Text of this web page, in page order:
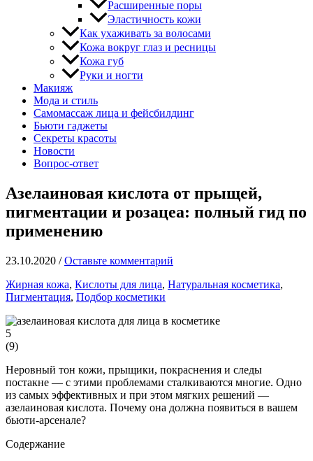
Расширенные поры
Эластичность кожи
Как ухаживать за волосами
Кожа вокруг глаз и ресницы
Кожа губ
Руки и ногти
Макияж
Мода и стиль
Самомассаж лица и фейсбилдинг
Бьюти гаджеты
Секреты красоты
Новости
Вопрос-ответ
Азелаиновая кислота от прыщей,
пигментации и розацеа: полный гид по
применению
23.10.2020 /Оставьте комментарий
Жирная кожа, Кислоты для лица, Натуральная косметика,
Пигментация, Подбор косметики
5
(9)
Неровный тон кожи, прыщики, покраснения и следы
постакне — с этими проблемами сталкиваются многие. Одно
из самых эффективных и при этом мягких решений —
азелаиновая кислота. Почему она должна появиться в вашем
бьюти-арсенале?
Содержание